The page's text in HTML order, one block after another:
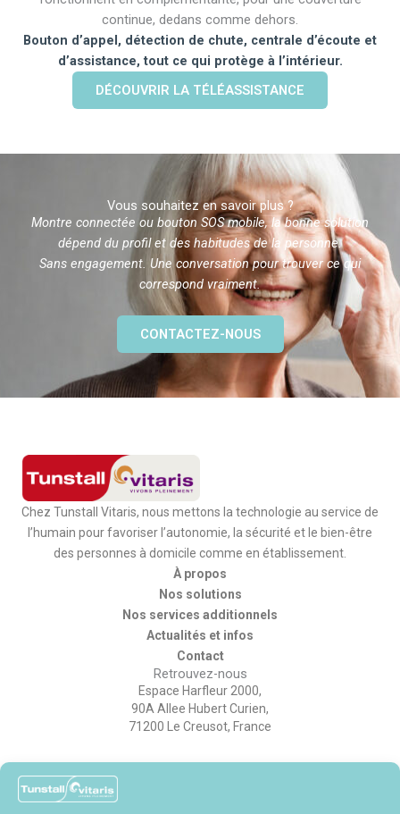
continue, dedans comme dehors.
Bouton d’appel, détection de chute, centrale d’écoute et
d’assistance, tout ce qui protège à l’intérieur.
DÉCOUVRIR LA TÉLÉASSISTANCE
Vous souhaitez en savoir plus ?
Montre connectée ou bouton SOS mobile, la bonne solution
dépend du profil et des habitudes de la personne.
Sans engagement. Une conversation pour trouver ce qui
correspond vraiment.
CONTACTEZ-NOUS
Chez Tunstall Vitaris, nous mettons la technologie au service de
l’humain pour favoriser l’autonomie, la sécurité et le bien-être
des personnes à domicile comme en établissement.
À propos
Nos solutions
Nos services additionnels
Actualités et infos
Contact
Retrouvez-nous
Espace Harfleur 2000,
90A Allee Hubert Curien,
71200 Le Creusot, France